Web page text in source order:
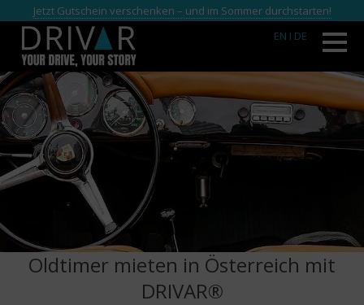
Jetzt Gutschein verschenken – und im Sommer durchstarten!
EN I DE
Oldtimer mieten in Österreich mit
DRIVAR®